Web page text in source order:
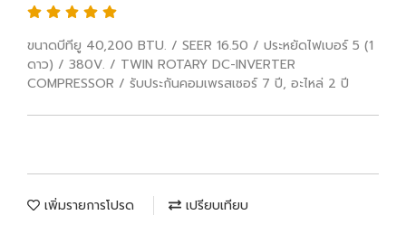
ขนาดบีทียู 40,200 BTU. / SEER 16.50 / ประหยัดไฟเบอร์ 5 (1
ดาว) / 380V. / TWIN ROTARY DC-INVERTER
COMPRESSOR / รับประกันคอมเพรสเซอร์ 7 ปี, อะไหล่ 2 ปี
เพิ่มรายการโปรด เปรียบเทียบ